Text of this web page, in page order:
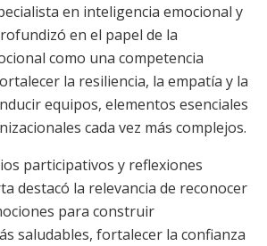
en inteligencia emocional y
en el papel de la
como una competencia
la resiliencia, la empatía y la
equipos, elementos esenciales
cada vez más complejos.
participativos y reflexiones
destacó la relevancia de reconocer
para construir
saludables, fortalecer la confianza